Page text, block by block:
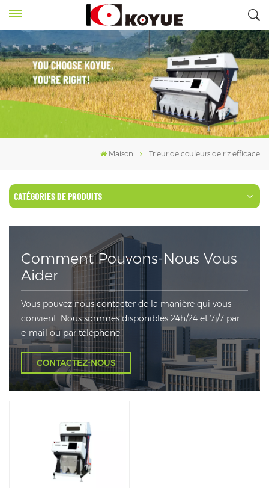
Maison Trieur de couleurs de riz efficace
CATÉGORIES DE PRODUITS
Comment Pouvons-Nous Vous
Aider
Vous pouvez nous contacter de la manière qui vous
convient. Nous sommes disponibles 24h/24 et 7j/7 par
e-mail ou par téléphone.
CONTACTEZ-NOUS